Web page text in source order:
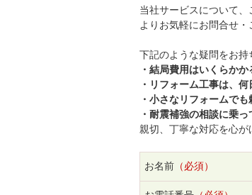
当社サービスについて
よりお気軽にお問合せ・
下記のような疑問をお持
・結局費用はいくらかか
・リフォーム工事は、
・小さなリフォームでも
・耐震補強の相談に乗
親切、丁寧な対応を心が
お名前 （必須）